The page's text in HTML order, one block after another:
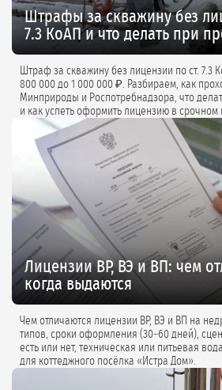
Штрафы за скважину без
7.3 КоАП и что делать при
Штраф за скважину без лицензии по ст. 7.3
800 000 до 1 000 000 ₽. Разбираем, как проходят проверки
Минприроды и Роспотребнадзора, что
и как успеть оформить лицензию в срочном порядке. Кейсы из
практики и советы экспертов.
Лицензии ВР, ВЭ и ВП: чем
когда выдаются
Чем отличаются лицензии ВР, ВЭ и ВП на
типов, сроки оформления (30–60 дней), сценарии выбора: скважина
есть или нет, техническая или питьевая
для коттеджного посёлка «Истра Дом».